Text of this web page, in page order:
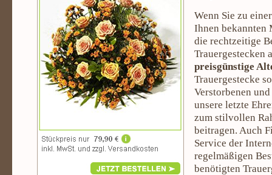
Wenn Sie zu
Ihnen bekannten
die rechtzeitige
Trauergestecken
preisgünstige
Trauergestecke
Verstorbenen
unsere letzte
zum stilvollen
beitragen. Auch
Service der
regelmäßigen
benötigten